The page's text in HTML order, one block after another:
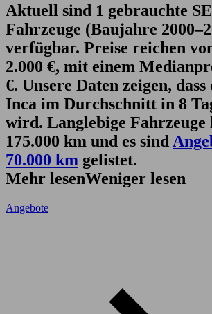
Aktuell sind 1 gebrauchte
Fahrzeuge (Baujahre
verfügbar. Preise reichen
2.000 €, mit einem
€. Unsere Daten zeigen,
Inca im Durchschnitt in 8
wird. Langlebige Fahrzeuge
175.000 km und es sind
70.000 km gelistet.
Mehr lesenWeniger lesen
Angebote